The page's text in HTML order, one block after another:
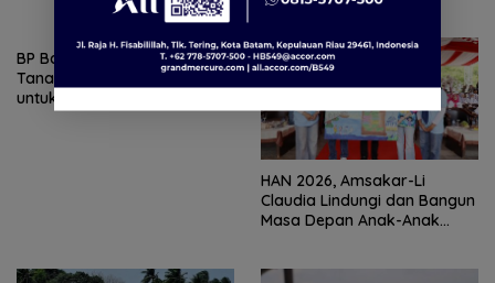
BP Batam dan McDermott
Tanam 400 Bambu Betung
untuk Jaga Sumber Air
HAN 2026, Amsakar-Li
Claudia Lindungi dan Bangun
Masa Depan Anak-Anak